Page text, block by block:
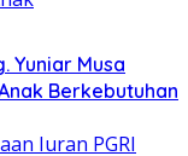
Yuniar Musa
Berkebutuhan